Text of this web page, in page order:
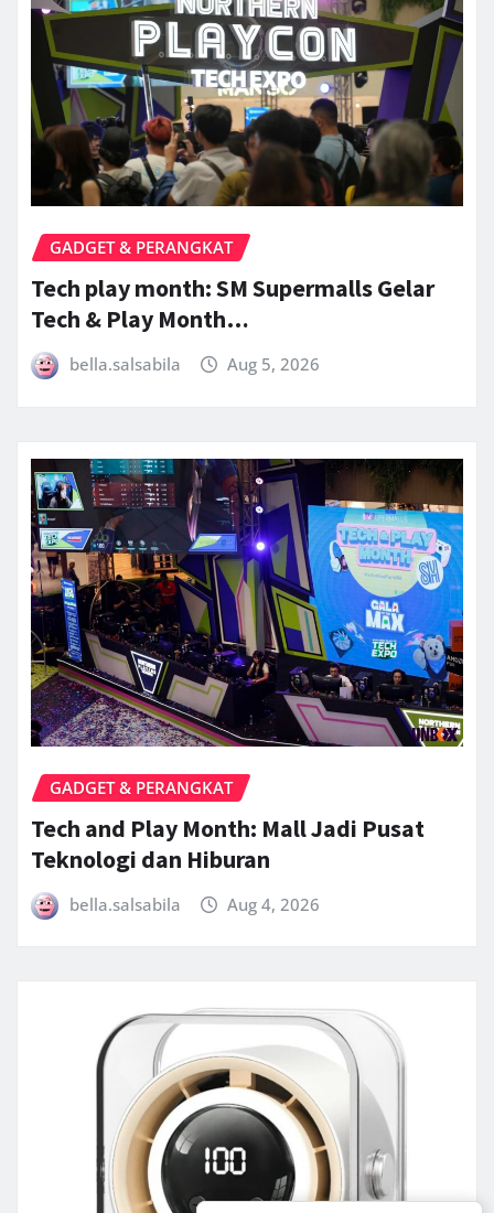
GADGET & PERANGKAT
Tech play month: SM Supermalls Gelar
Tech & Play Month…
bella.salsabila Aug 5, 2026
GADGET & PERANGKAT
Tech and Play Month: Mall Jadi Pusat
Teknologi dan Hiburan
bella.salsabila Aug 4, 2026